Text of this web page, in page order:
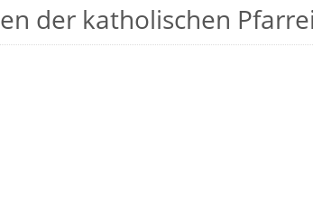
der katholischen